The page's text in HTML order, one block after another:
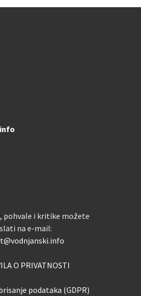
pohvale i kritike možete
slati na e-mail:
O PRIVATNOSTI
podataka (GDPR)